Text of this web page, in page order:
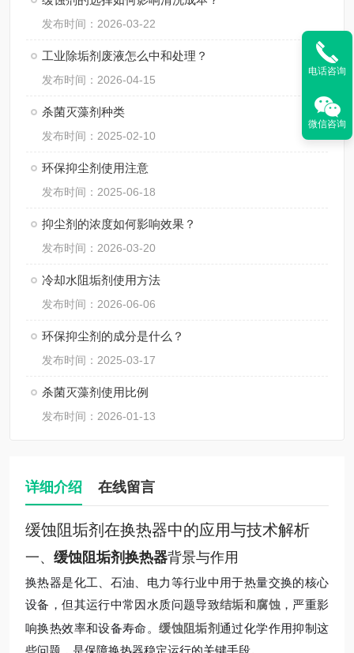
发布时间：2026-03-22
工业除垢剂废液怎么中和处理？
发布时间：2026-04-15
杀菌灭藻剂种类
发布时间：2025-02-10
环保抑尘剂使用注意
发布时间：2025-06-18
抑尘剂的浓度如何影响效果？
发布时间：2026-03-20
冷却水阻垢剂使用方法
发布时间：2026-06-06
环保抑尘剂的成分是什么？
发布时间：2025-03-17
杀菌灭藻剂使用比例
发布时间：2026-01-13
详细介绍 在线留言
缓蚀阻垢剂在换热器中的应用与技术解析
一、 缓蚀阻垢剂换热器背景与作用
换热器是化工、石油、电力等行业中用于热量交换的核心
设备，但其运行中常因水质问题导致结垢和腐蚀 ，严重影
响换热效率和设备寿命。缓蚀阻垢剂通过化学作用抑制这
些问题，是保障换热器稳定运行的关键手段。
电话咨询
微信咨询